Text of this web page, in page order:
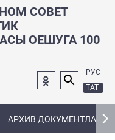
СОВЕТ
ОЕШУГА 100
РУС
ТАТ
АРХИВ ДОКУМЕНТЛАРЫ